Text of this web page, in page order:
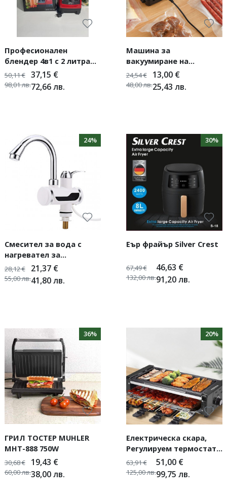
Професионален
блендер 4в1 с 2 литра
вместимост и 3200W
мощност
37,15 €
72,66лв.
50,11€
98,01лв.
Машина за
вакуумиране на
опаковки TV159B
13,00 €
25,43 лв.
24,54€
48,00лв.
24%
Смесител за вода с
нагревател за
мигновено загряване
3000W
21,37 €
41,80лв.
28,12€
55,00лв.
30%
Еър фрайър Silver Crest
46,63 €
91,20лв.
67,49€
132,00лв.
36%
ГРИЛ ТОСТЕР MUHLER
MHT-888 750W
19,43 €
38,00лв.
30,68€
60,00лв.
20%
Електрическа скара,
Регулируем термостат
1500W - TV794
51,00 €
99,75 лв.
63,91€
125,00лв.